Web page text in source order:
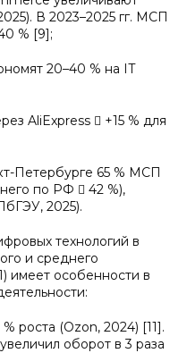
В 2023–2025 гг. МСП
% [9];
20–40 % на IT
AliExpress  +15 % для
Петербурге 65 % МСП
по РФ  42 %),
2025).
технологий в
и среднего
имеет особенности в
роста (Ozon, 2024) [11].
оборот в 3 раза